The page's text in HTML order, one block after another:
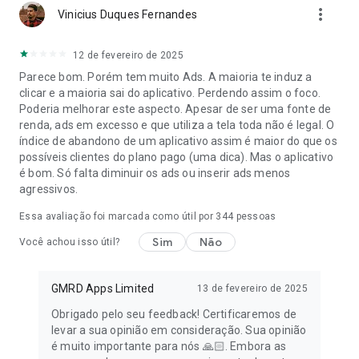
Vinicius Duques Fernandes more_vert
12 de fevereiro de 2025
Parece bom. Porém tem muito Ads. A maioria te induz a
clicar e a maioria sai do aplicativo. Perdendo assim o foco.
Poderia melhorar este aspecto. Apesar de ser uma fonte de
renda, ads em excesso e que utiliza a tela toda não é legal. O
índice de abandono de um aplicativo assim é maior do que os
possíveis clientes do plano pago (uma dica). Mas o aplicativo
é bom. Só falta diminuir os ads ou inserir ads menos
agressivos.
Essa avaliação foi marcada como útil por 344 pessoas
Você achou isso útil? Sim Não
GMRD Apps Limited 13 de fevereiro de 2025
Obrigado pelo seu feedback! Certificaremos de
levar a sua opinião em consideração. Sua opinião
é muito importante para nós 🙏🏻. Embora as